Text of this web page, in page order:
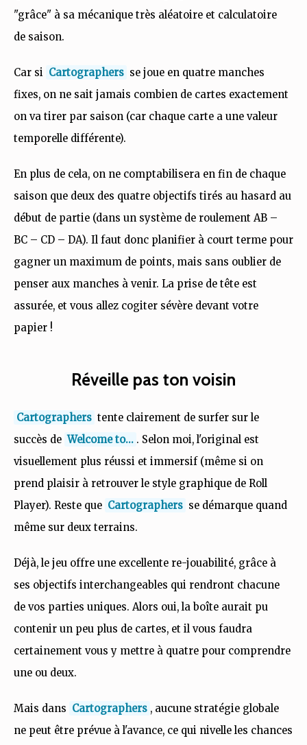
"grâce" à sa mécanique très aléatoire et calculatoire
de saison.
Car si Cartographers se joue en quatre manches
fixes, on ne sait jamais combien de cartes exactement
on va tirer par saison (car chaque carte a une valeur
temporelle différente).
En plus de cela, on ne comptabilisera en fin de chaque
saison que deux des quatre objectifs tirés au hasard au
début de partie (dans un système de roulement AB –
BC – CD – DA). Il faut donc planifier à court terme pour
gagner un maximum de points, mais sans oublier de
penser aux manches à venir. La prise de tête est
assurée, et vous allez cogiter sévère devant votre
papier !
Réveille pas ton voisin
Cartographers tente clairement de surfer sur le
succès de Welcome to... . Selon moi, l'original est
visuellement plus réussi et immersif (même si on
prend plaisir à retrouver le style graphique de Roll
Player). Reste que Cartographers se démarque quand
même sur deux terrains.
Déjà, le jeu offre une excellente re-jouabilité, grâce à
ses objectifs interchangeables qui rendront chacune
de vos parties uniques. Alors oui, la boîte aurait pu
contenir un peu plus de cartes, et il vous faudra
certainement vous y mettre à quatre pour comprendre
une ou deux.
Mais dans Cartographers , aucune stratégie globale
ne peut être prévue à l'avance, ce qui nivelle les chances